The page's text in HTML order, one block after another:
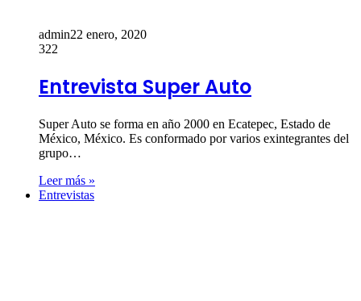
admin22 enero, 2020
322
Entrevista Super Auto
Super Auto se forma en año 2000 en Ecatepec, Estado de
México, México. Es conformado por varios exintegrantes del
grupo…
Leer más »
Entrevistas